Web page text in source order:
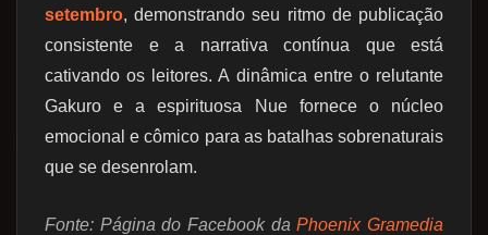
setembro, demonstrando seu ritmo de publicação
consistente e a narrativa contínua que está
cativando os leitores. A dinâmica entre o relutante
Gakuro e a espirituosa Nue fornece o núcleo
emocional e cômico para as batalhas sobrenaturais
que se desenrolam.
Fonte: Página do Facebook daPhoenix Gramedia